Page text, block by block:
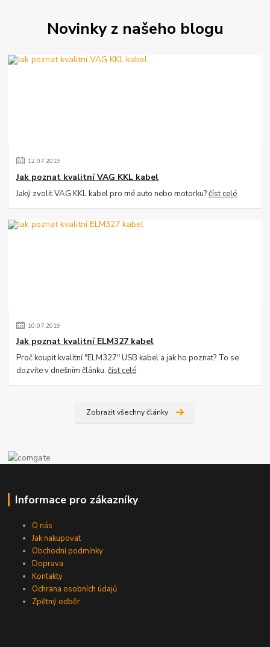
Novinky z našeho blogu
12.07.2019
Jak poznat kvalitní VAG KKL kabel
Jaký zvolit VAG KKL kabel pro mé auto nebo motorku?číst celé
10.07.2019
Jak poznat kvalitní ELM327 kabel
Proč koupit kvalitní "ELM327" USB kabel a jak ho poznat? To se
dozvíte v dnešním článku.číst celé
Zobrazit všechny články
Informace pro zákazníky
O nás
Jak nakupovat
Obchodní podmínky
Doprava
Kontakty
Ochrana osobních údajů
Zpětný odběr